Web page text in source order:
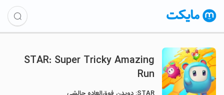
STAR: Super Tricky Amazing
Run